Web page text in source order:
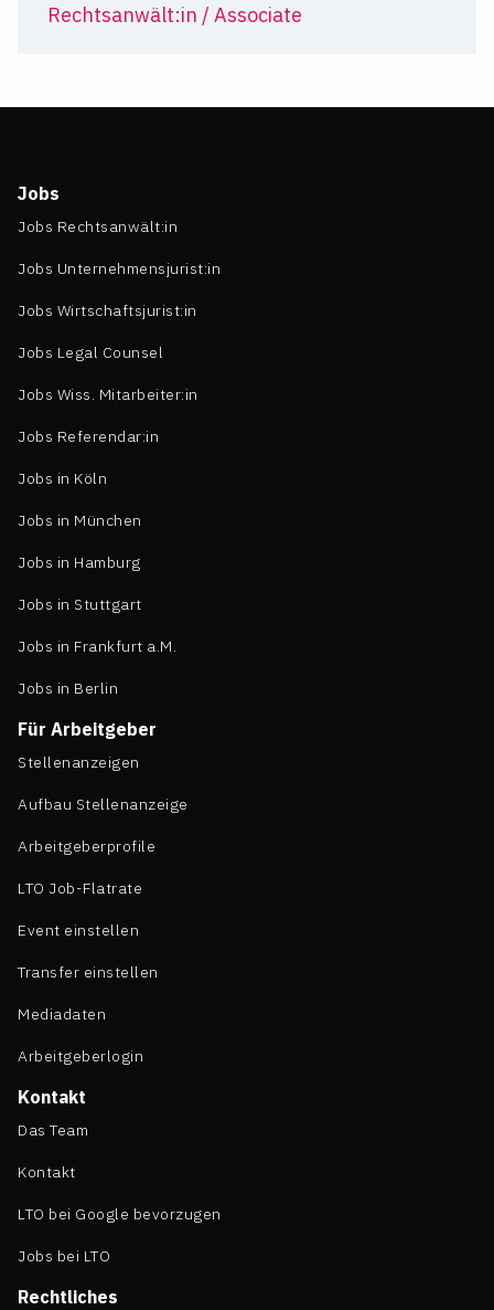
Rechtsanwält:in / Associate
Jobs
Jobs Rechtsanwält:in
Jobs Unternehmensjurist:in
Jobs Wirtschaftsjurist:in
Jobs Legal Counsel
Jobs Wiss. Mitarbeiter:in
Jobs Referendar:in
Jobs in Köln
Jobs in München
Jobs in Hamburg
Jobs in Stuttgart
Jobs in Frankfurt a.M.
Jobs in Berlin
Für Arbeitgeber
Stellenanzeigen
Aufbau Stellenanzeige
Arbeitgeberprofile
LTO Job-Flatrate
Event einstellen
Transfer einstellen
Mediadaten
Arbeitgeberlogin
Kontakt
Das Team
Kontakt
LTO bei Google bevorzugen
Jobs bei LTO
Rechtliches